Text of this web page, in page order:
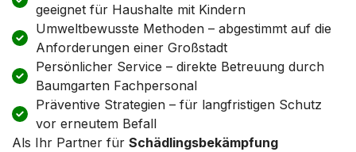
geeignet für Haushalte mit Kindern
Umweltbewusste Methoden – abgestimmt auf die
Anforderungen einer Großstadt
Persönlicher Service – direkte Betreuung durch
Baumgarten Fachpersonal
Präventive Strategien – für langfristigen Schutz
vor erneutem Befall
Als Ihr Partner für Schädlingsbekämpfung